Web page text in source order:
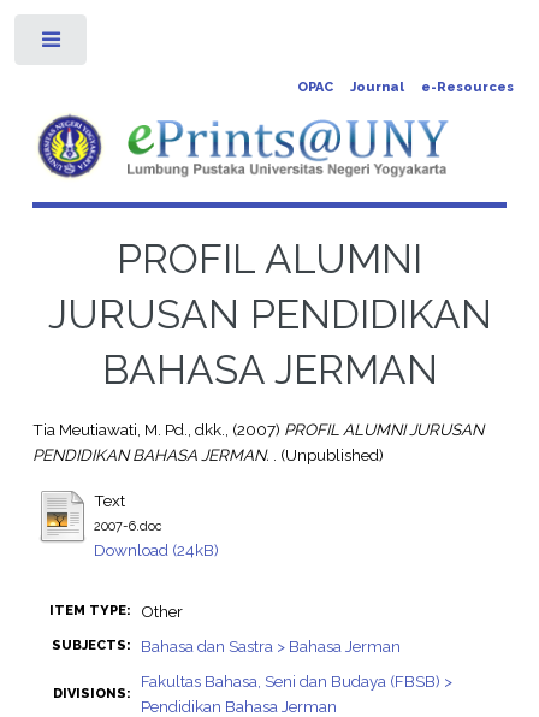
OPAC Journal e-Resources
PROFIL ALUMNI
JURUSAN PENDIDIKAN
BAHASA JERMAN
Tia Meutiawati, M. Pd., dkk., (2007) PROFIL ALUMNI JURUSAN
PENDIDIKAN BAHASA JERMAN. . (Unpublished)
Text
2007-6.doc
Download (24kB)
ITEM TYPE: Other
SUBJECTS: Bahasa dan Sastra > Bahasa Jerman
DIVISIONS:
Fakultas Bahasa, Seni dan Budaya (FBSB) >
Pendidikan Bahasa Jerman